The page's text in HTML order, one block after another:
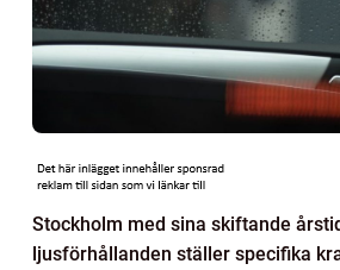
Stockholm med sina skiftande
ljusförhållanden ställer specifika